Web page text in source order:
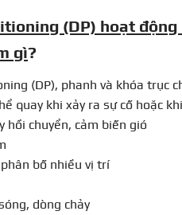
(DP) hoạt
gì?
(DP), phanh và khóa trục
quay khi xảy ra sự cố hoặc
hồi chuyển, cảm biến gió
bố nhiều vị trí
dòng chảy